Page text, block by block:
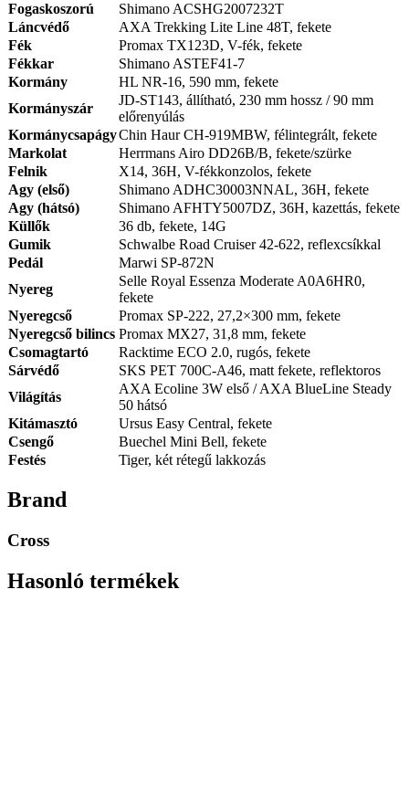
Fogaskoszorú
Shimano ACSHG2007232T
Láncvédő
AXA Trekking Lite Line 48T, fekete
Fék
Promax TX123D, V-fék, fekete
Fékkar
Shimano ASTEF41-7
Kormány
HL NR-16, 590 mm, fekete
Kormányszár
JD-ST143, állítható, 230 mm hossz / 90 mm
előrenyúlás
KormánycsapágyChin Haur CH-919MBW, félintegrált, fekete
Markolat
Herrmans Airo DD26B/B, fekete/szürke
Felnik
X14, 36H, V-fékkonzolos, fekete
Agy (első)
Shimano ADHC30003NNAL, 36H, fekete
Agy (hátsó)
Shimano AFHTY5007DZ, 36H, kazettás, fekete
Küllők
36 db, fekete, 14G
Gumik
Schwalbe Road Cruiser 42-622, reflexcsíkkal
Pedál
Marwi SP-872N
Nyereg
Selle Royal Essenza Moderate A0A6HR0,
fekete
Nyeregcső
Promax SP-222, 27,2×300 mm, fekete
Nyeregcső bilincs Promax MX27, 31,8 mm, fekete
Csomagtartó
Racktime ECO 2.0, rugós, fekete
Sárvédő
SKS PET 700C-A46, matt fekete, reflektoros
Világítás
AXA Ecoline 3W első / AXA BlueLine Steady
50 hátsó
Kitámasztó
Ursus Easy Central, fekete
Csengő
Buechel Mini Bell, fekete
Festés
Tiger, két rétegű lakkozás
Brand
Cross
Hasonló termékek